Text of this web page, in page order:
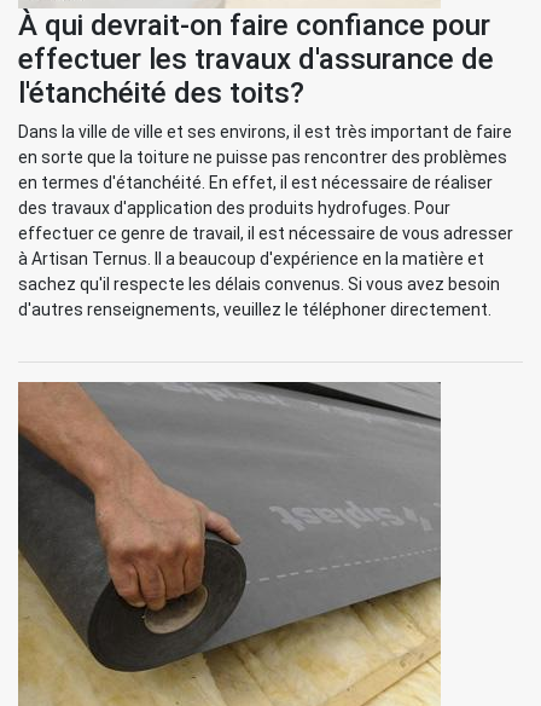
À qui devrait-on faire confiance pour
effectuer les travaux d'assurance de
l'étanchéité des toits?
Dans la ville de ville et ses environs, il est très important de faire
en sorte que la toiture ne puisse pas rencontrer des problèmes
en termes d'étanchéité. En effet, il est nécessaire de réaliser
des travaux d'application des produits hydrofuges. Pour
effectuer ce genre de travail, il est nécessaire de vous adresser
à Artisan Ternus. Il a beaucoup d'expérience en la matière et
sachez qu'il respecte les délais convenus. Si vous avez besoin
d'autres renseignements, veuillez le téléphoner directement.